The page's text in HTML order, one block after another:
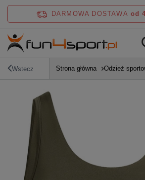
DARMOWA DOSTAWA od
Wstecz Strona główna Odzież